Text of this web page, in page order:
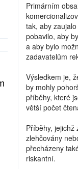
Primárním
tak, aby
pobavilo, aby
a aby bylo
zadavatelům
Výsledkem je,
by mohly
příběhy, které
větší počet
Příběhy, jejichž
zlehčovány
přecházeny
riskantní.